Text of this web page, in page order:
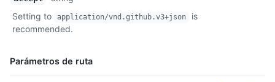
Descripción
Setting to
application/vnd.github.v3+json
is
recommended.
Parámetros de ruta